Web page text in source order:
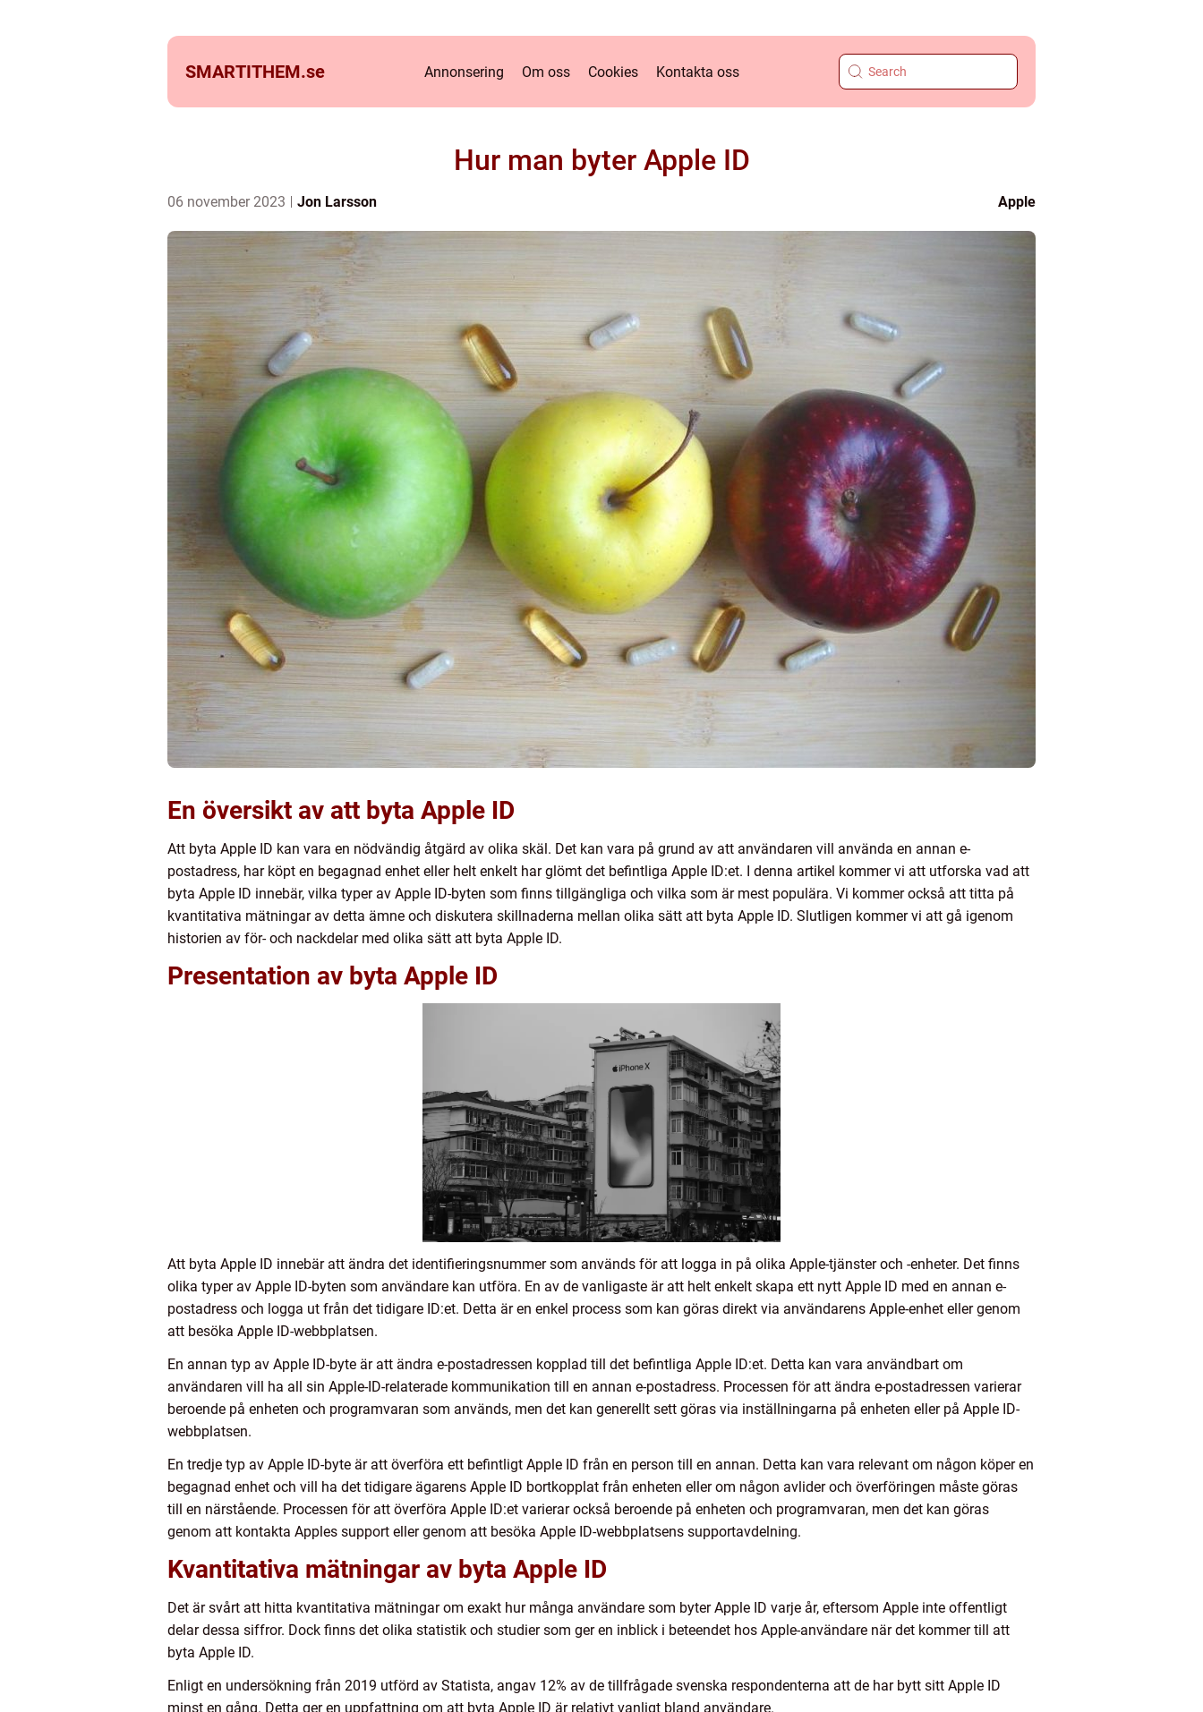
SMARTITHEM.se Annonsering Om oss Cookies Kontakta oss
Hur man byter Apple ID
06 november 2023 Jon Larsson Apple
En översikt av att byta Apple ID
Att byta Apple ID kan vara en nödvändig åtgärd av olika skäl. Det kan vara på grund av att användaren vill använda en annan e-
postadress, har köpt en begagnad enhet eller helt enkelt har glömt det befintliga Apple ID:et. I denna artikel kommer vi att utforska vad att
byta Apple ID innebär, vilka typer av Apple ID-byten som finns tillgängliga och vilka som är mest populära. Vi kommer också att titta på
kvantitativa mätningar av detta ämne och diskutera skillnaderna mellan olika sätt att byta Apple ID. Slutligen kommer vi att gå igenom
historien av för- och nackdelar med olika sätt att byta Apple ID.
Presentation av byta Apple ID
Att byta Apple ID innebär att ändra det identifieringsnummer som används för att logga in på olika Apple-tjänster och -enheter. Det finns
olika typer av Apple ID-byten som användare kan utföra. En av de vanligaste är att helt enkelt skapa ett nytt Apple ID med en annan e-
postadress och logga ut från det tidigare ID:et. Detta är en enkel process som kan göras direkt via användarens Apple-enhet eller genom
att besöka Apple ID-webbplatsen.
En annan typ av Apple ID-byte är att ändra e-postadressen kopplad till det befintliga Apple ID:et. Detta kan vara användbart om
användaren vill ha all sin Apple-ID-relaterade kommunikation till en annan e-postadress. Processen för att ändra e-postadressen varierar
beroende på enheten och programvaran som används, men det kan generellt sett göras via inställningarna på enheten eller på Apple ID-
webbplatsen.
En tredje typ av Apple ID-byte är att överföra ett befintligt Apple ID från en person till en annan. Detta kan vara relevant om någon köper en
begagnad enhet och vill ha det tidigare ägarens Apple ID bortkopplat från enheten eller om någon avlider och överföringen måste göras
till en närstående. Processen för att överföra Apple ID:et varierar också beroende på enheten och programvaran, men det kan göras
genom att kontakta Apples support eller genom att besöka Apple ID-webbplatsens supportavdelning.
Kvantitativa mätningar av byta Apple ID
Det är svårt att hitta kvantitativa mätningar om exakt hur många användare som byter Apple ID varje år, eftersom Apple inte offentligt
delar dessa siffror. Dock finns det olika statistik och studier som ger en inblick i beteendet hos Apple-användare när det kommer till att
byta Apple ID.
Enligt en undersökning från 2019 utförd av Statista, angav 12% av de tillfrågade svenska respondenterna att de har bytt sitt Apple ID
minst en gång. Detta ger en uppfattning om att byta Apple ID är relativt vanligt bland användare.